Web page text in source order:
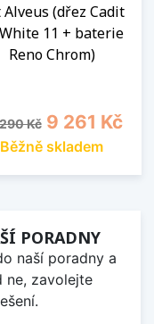
Alveus (dřez Cadit
11 + baterie
Reno Chrom)
cena
Kč Cena
9 261 Kč
Běžně skladem
PORADNY
naší poradny a
ne, zavolejte